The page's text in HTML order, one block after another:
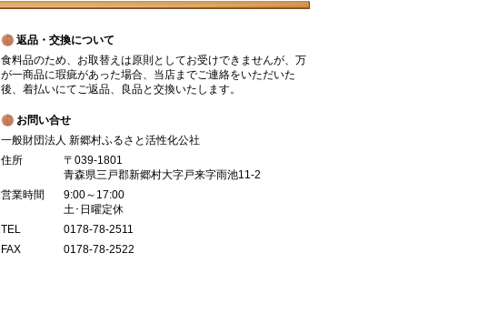
返品・交換について
食料品のため、お取替えは原則としてお受けできませんが、万
が一商品に瑕疵があった場合、当店までご連絡をいただいた
後、着払いにてご返品、良品と交換いたします。
お問い合せ
一般財団法人 新郷村ふるさと活性化公社
住所
〒039-1801
青森県三戸郡新郷村大字戸来字雨池11-2
営業時間
9:00～17:00
土･日曜定休
TEL
0178-78-2511
FAX
0178-78-2522